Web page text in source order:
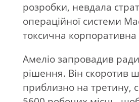
розробки, невдала
операційної системи
токсична корпоративна
Амеліо запровадив
рішення. Він скоротив
приблизно на третину,